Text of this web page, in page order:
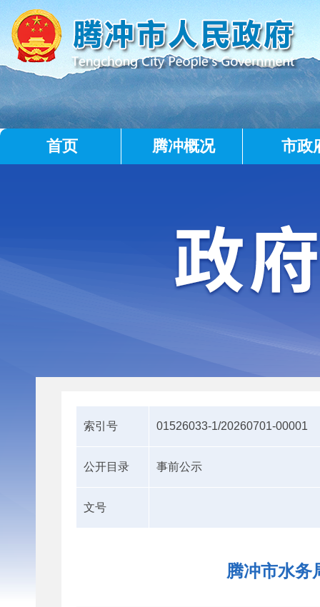
首页 腾冲概况 市政
索引号 01526033-1/20260701-00001
公开目录 事前公示
文号
腾冲市水务